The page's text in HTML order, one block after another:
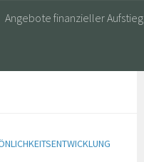
Angebote finanzieller Aufstieg